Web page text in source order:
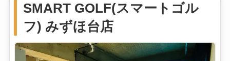
SMART GOLF(スマートゴル
フ) みずほ台店